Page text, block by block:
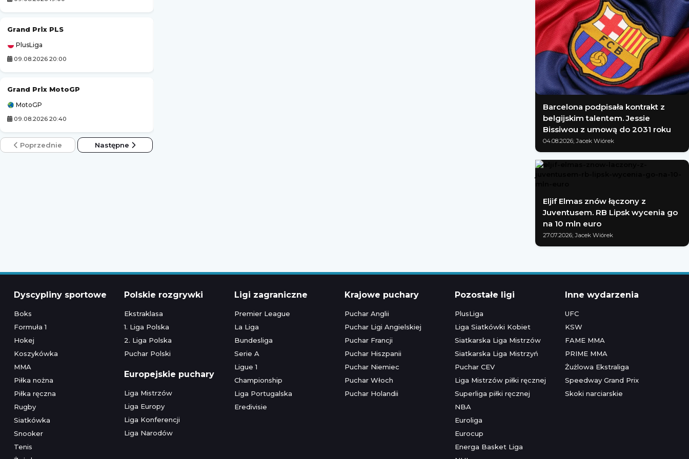
Grand Prix PLS
PlusLiga
09.08.2026 20:00
Grand Prix MotoGP
MotoGP
09.08.2026 20:40
Poprzednie Następne
Barcelona podpisała kontrakt z
belgijskim talentem. Jessie
Bissiwou z umową do 2031 roku
04.08.2026; Jacek Wiórek
Eljif Elmas znów łączony z
Juventusem. RB Lipsk wycenia go
na 10 mln euro
27.07.2026; Jacek Wiórek
Dyscypliny sportowe
Boks
Formuła 1
Hokej
Koszykówka
MMA
Piłka nożna
Piłka ręczna
Rugby
Siatkówka
Snooker
Tenis
Polskie rozgrywki
Ekstraklasa
1. Liga Polska
2. Liga Polska
Puchar Polski
Europejskie puchary
Liga Mistrzów
Liga Europy
Liga Konferencji
Liga Narodów
Ligi zagraniczne
Premier League
La Liga
Bundesliga
Serie A
Ligue 1
Championship
Liga Portugalska
Eredivisie
Krajowe puchary
Puchar Anglii
Puchar Ligi Angielskiej
Puchar Francji
Puchar Hiszpanii
Puchar Niemiec
Puchar Włoch
Puchar Holandii
Pozostałe ligi
PlusLiga
Liga Siatkówki Kobiet
Siatkarska Liga Mistrzów
Siatkarska Liga Mistrzyń
Puchar CEV
Liga Mistrzów piłki ręcznej
Superliga piłki ręcznej
NBA
Euroliga
Eurocup
Energa Basket Liga
Inne wydarzenia
UFC
KSW
FAME MMA
PRIME MMA
Żużlowa Ekstraliga
Speedway Grand Prix
Skoki narciarskie